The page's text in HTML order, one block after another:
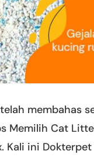
membahas
Memilih Cat
ini